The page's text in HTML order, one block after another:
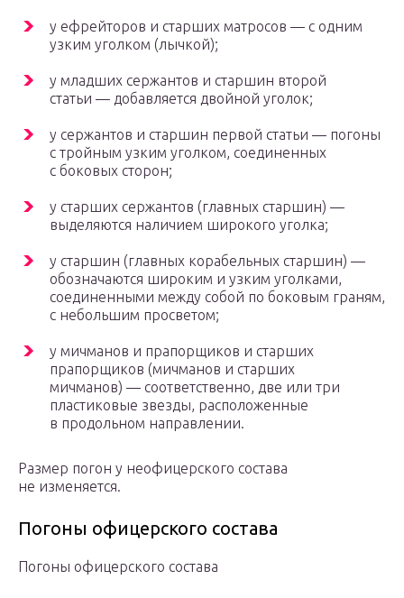
у ефрейторов и старших матросов — с одним
узким уголком (лычкой);
у младших сержантов и старшин второй
статьи — добавляется двойной уголок;
у сержантов и старшин первой статьи — погоны
с тройным узким уголком, соединенных
с боковых сторон;
у старших сержантов (главных старшин) —
выделяются наличием широкого уголка;
у старшин (главных корабельных старшин) —
обозначаются широким и узким уголками,
соединенными между собой по боковым граням,
с небольшим просветом;
у мичманов и прапорщиков и старших
прапорщиков (мичманов и старших
мичманов) — соответственно, две или три
пластиковые звезды, расположенные
в продольном направлении.
Размер погон у неофицерского состава
не изменяется.
Погоны офицерского состава
Погоны офицерского состава